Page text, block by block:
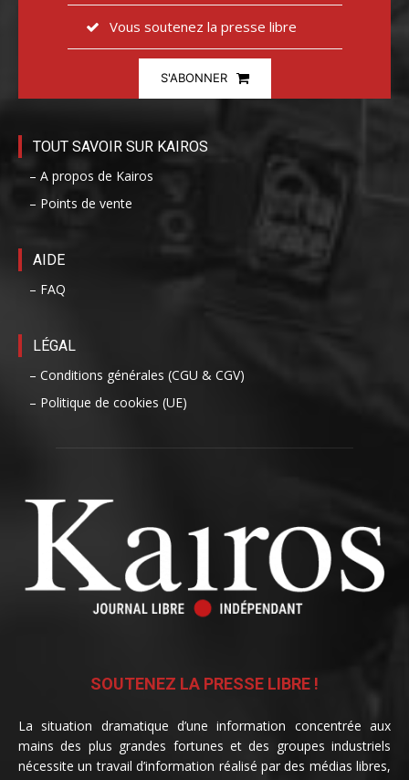
Vous soutenez la presse libre
S'ABONNER
TOUT SAVOIR SUR KAIROS
– A propos de Kairos
– Points de vente
AIDE
– FAQ
LÉGAL
– Conditions générales (CGU & CGV)
– Politique de cookies (UE)
SOUTENEZ LA PRESSE LIBRE !
La situation dramatique d’une information concentrée aux
mains des plus grandes fortunes et des groupes industriels
nécessite un travail d’information réalisé par des médias libres,